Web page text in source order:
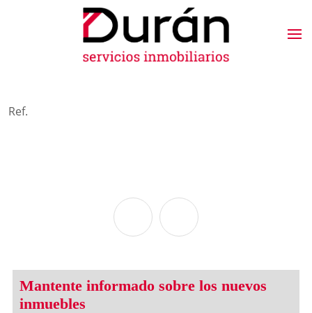
Ref.
Mantente informado sobre los nuevos
inmuebles